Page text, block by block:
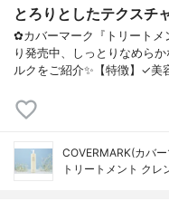
とろりとしたテクスチ
✿カバーマーク『トリートメ
り発売中、しっとりなめら
ルクをご紹介✨【特徴】✓美
COVERMARK(カバ
トリートメント クレ